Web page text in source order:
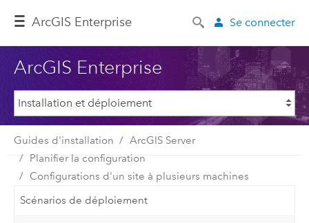
ArcGIS Enterprise Se connecter
ArcGIS Enterprise
Guides d'installation
ArcGIS Server
Planifier la configuration
Configurations d'un site à plusieurs machines
Scénarios de déploiement